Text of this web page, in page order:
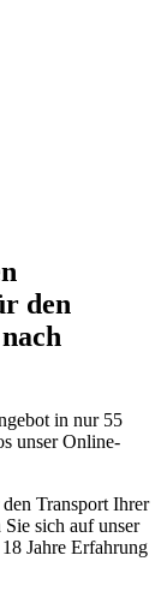
den
in nur 55
unser Online-
Transport Ihrer
sich auf unser
Jahre Erfahrung